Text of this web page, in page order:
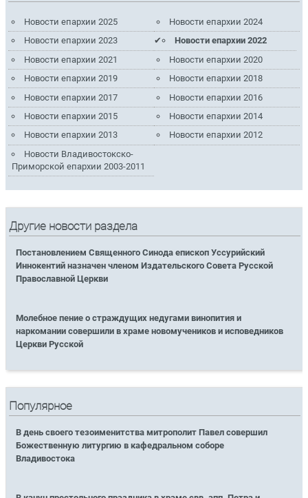
Новости епархии 2025
Новости епархии 2024
Новости епархии 2023
Новости епархии 2022
Новости епархии 2021
Новости епархии 2020
Новости епархии 2019
Новости епархии 2018
Новости епархии 2017
Новости епархии 2016
Новости епархии 2015
Новости епархии 2014
Новости епархии 2013
Новости епархии 2012
Новости Владивостокско-
Приморской епархии 2003-2011
Другие новости раздела
Постановлением Священного Синода епископ Уссурийский
Иннокентий назначен членом Издательского Совета Русской
Православной Церкви
Молебное пение о страждущих недугами винопития и
наркомании совершили в храме новомучеников и исповедников
Церкви Русской
Популярное
В день своего тезоименитства митрополит Павел совершил
Божественную литургию в кафедральном соборе
Владивостока